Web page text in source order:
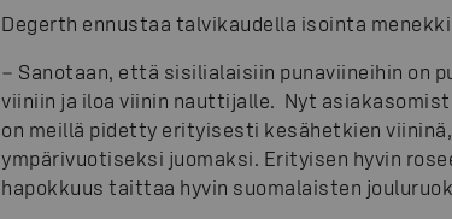
Degerth ennustaa talvikaudella isointa
− Sanotaan, että sisilialaisiin punaviineihin on
viiniin ja iloa viinin nauttijalle. Nyt
on meillä pidetty erityisesti kesähetkien
ympärivuotiseksi juomaksi. Erityisen hyvin
hapokkuus taittaa hyvin suomalaisten